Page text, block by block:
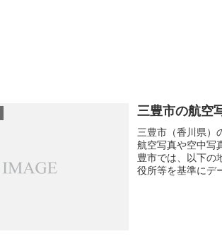
三豊市の航空
三豊市（香川県）
航空写真や空中写
豊市では、以下の
役所等を基準にデ